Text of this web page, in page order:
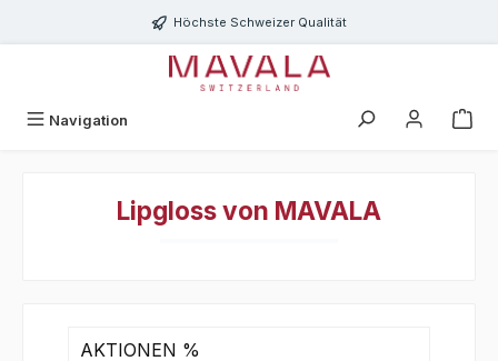
Zum Hauptinhalt springenHöchste Schweizer Qualität
Navigation
Lipgloss von MAVALA
AKTIONEN %